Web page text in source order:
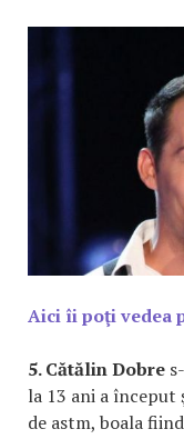
Aici îi poţi vedea
5. Cătălin Dobre
la 13 ani a început
de astm, boala